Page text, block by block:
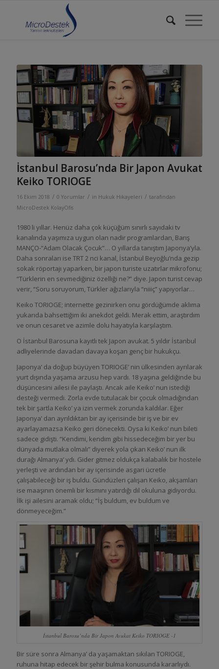
İstanbul Barosu’nda Bir Japon Avukat
Keiko TORIOGE
16 Ekim 2018 / 0 Yorumlar / in Hukuk Hikayeleri / tarafından
MicroDestek KolayOfis
1980 li yıllar. Henüz daha çok küçüğüm sınırlı sayıdaki tv
kanalında yaşımıza uygun olan nadir programlardan, Barış
MANÇO-“Adam Olacak Çocuk”… O yıllarda tanıştım Japonya’yla.
Daha sonraları ise TRT 2 nci kanal, İstanbul Beyoğlu’nda gezip
sokak röportajı yaparken, bir japon turiste uzatırlar mikrofonu;
“Türklerin en sevmediğiniz özelliği ne?” diye. Japon turist cevap
verir, “Soru soruyorum, Türkler ağızlarıyla “niiiç” yapıyorlar…
Keiko TORIOGE; internette gezinirken onu gördüğümde aklıma
yukarıda bahsettiğim iki anekdot geldi. Merak ettim, araştırdım
ve onun cesaret ve azimle dolu hayatıyla karşılaştım.
O İstanbul Barosuna kayıtlı tek Japon avukat. 5 yıldır İstanbul
adliyelerinde davadan davaya koşan genç bir hukukçu.
Japonya’ da doğup büyüyen TORIOGE’ nin ülkesinden ayrılarak
yurt dışında yaşama arzusu hep vardı. 18 yaşına geldiğinde bu
düşüncesini ailesi ile paylaştı. Ancak aile Keiko’ nun istediği
desteği vermedi. Zorla evde tutulacak bir çocuk olmadığından
tek bir şartla Keiko’ ya izin vermek zorunda kaldılar. Eğer
Japonya’ dan ayrıldıktan bir ay içerisinde bir iş ve bir ev
ayarlayamazsa Keiko geri dönecekti. Oysa ki Keiko’ nun bileti
sadece gidişti. “Kendimi, kendim gibi hissedeceğim bir yer bu
dünyada mutlaka olmalı” diyerek yola çıkan Keiko’ nun ilk
durağı Almanya’ ydı. Gider gitmez oldukça kalabalık bir hostele
yerleşti ve ardından bir ay içerisinde asgari ücretle
çalışabileceği bir iş buldu. Gündüzleri çalışan Keiko, akşamları
ise maaşının önemli bir kısmını yatırdığı dil okuluna gidiyordu.
İlk işi ailesini aramak oldu; “İş buldum, ev buldum ve
dönmeyeceğim.”
İstanbul Barosu’nda Bir Japon Avukat Keiko TORIOGE -1
Bir süre sonra Almanya’ da yaşamaktan sıkılan TORIOGE,
ruhuna hitap edecek bir şehir bulma konusunda kararlıydı.